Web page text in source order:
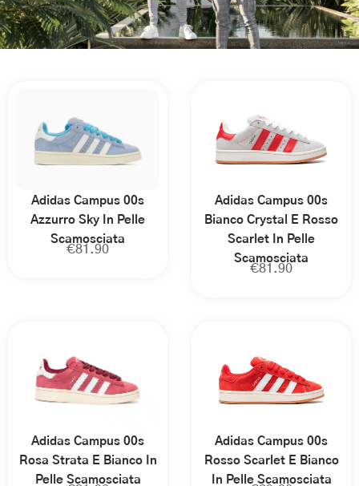
Adidas Campus 00s
Azzurro Sky In Pelle
Scamosciata
€81.90
Adidas Campus 00s
Bianco Crystal E Rosso
Scarlet In Pelle
Scamosciata
€81.90
Adidas Campus 00s
Rosa Strata E Bianco In
Pelle Scamosciata
Adidas Campus 00s
Rosso Scarlet E Bianco
In Pelle Scamosciata